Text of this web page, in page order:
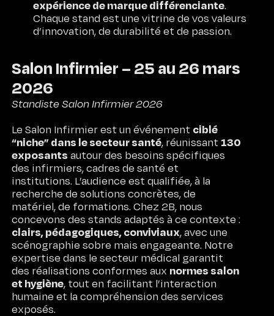
Recrutement
Glossaire
LINKEDIN
expérience de marque différenciante.
Chaque stand est une vitrine de vos valeurs
d’innovation, de durabilité et de passion.
Salon Infirmier – 25 au 26 mars
2026
Standiste Salon Infirmier 2026
Le Salon Infirmier est un événement ciblé
“niche” dans le secteur santé, réunissant130
exposants autour des besoins spécifiques
des infirmiers, cadres de santé et
institutions. L’audience est qualifiée, à la
recherche de solutions concrètes, de
matériel, de formations. Chez 2B, nous
concevons des stands adaptés à ce contexte :
clairs, pédagogiques, conviviaux, avec une
scénographie sobre mais engageante. Notre
expertise dans le secteur médical garantit
des réalisations conformes aux normes salon
et hygiène, tout en facilitant l’interaction
humaine et la compréhension des services
exposés.